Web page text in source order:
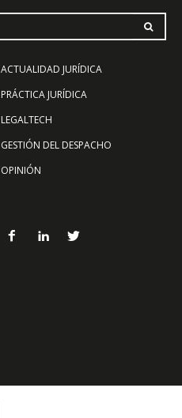
ACTUALIDAD JURÍDICA
PRÁCTICA JURÍDICA
LEGALTECH
GESTIÓN DEL DESPACHO
OPINIÓN